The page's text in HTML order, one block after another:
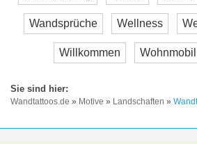
Wandsprüche Wellness
Willkommen Wohnmobil
Wandtattoos.de » Motive » Landschaften »